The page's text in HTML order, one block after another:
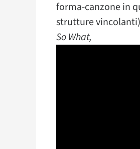
forma-canzone in
strutture
So What,